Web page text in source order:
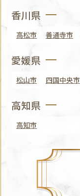
香川県
高松市 善通寺市
愛媛県
松山市 四国中央市
高知県
高知市